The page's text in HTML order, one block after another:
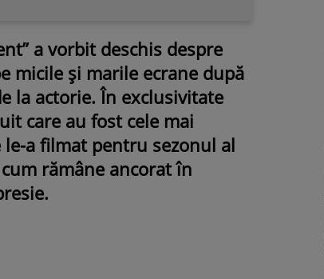
a vorbit deschis despre
micile și marile ecrane după
la actorie. În exclusivitate
care au fost cele mai
a filmat pentru sezonul al
rămâne ancorat în
ROMÂNEŞTI VEDETE
Fiica Iuliei Albu și a lui Mihai Albu a